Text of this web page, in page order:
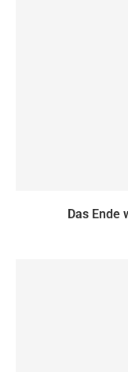
Das Ende